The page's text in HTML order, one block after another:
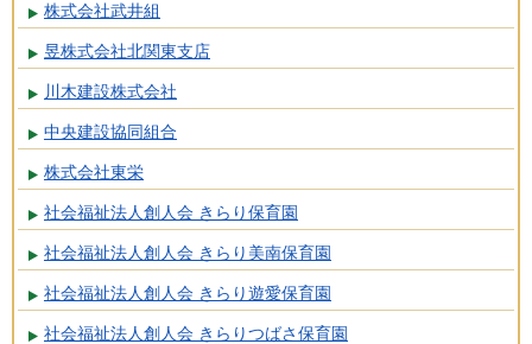
株式会社武井組
昱株式会社北関東支店
川木建設株式会社
中央建設協同組合
株式会社東栄
社会福祉法人創人会 きらり保育園
社会福祉法人創人会 きらり美南保育園
社会福祉法人創人会 きらり遊愛保育園
社会福祉法人創人会 きらりつばさ保育園